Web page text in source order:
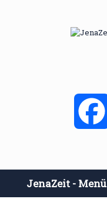
JenaZeit - Menü